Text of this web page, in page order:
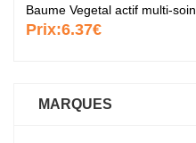
Baume Vegetal actif multi-soin
Prix:6.37€
MARQUES